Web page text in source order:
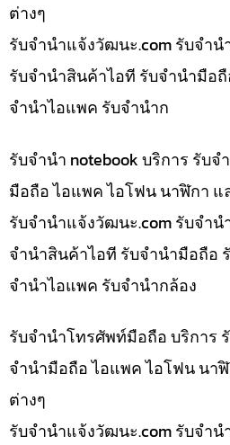
ต่างๆ
รับจํานําแจ้งวัฒนะ.com รับจำน
รับจำนำสินค้าไอที รับจำนำมือ
จำนำไอแพค รับจำนำก
รับจำนำ notebook บริการ รับ
มือถือ ไอแพค ไอโฟน นาฬิกา แ
รับจํานําแจ้งวัฒนะ.com รับจำน
จำนำสินค้าไอที รับจำนำมือถือ
จำนำไอแพค รับจำนำกล้อง
รับจำนำโทรศัพท์มือถือ บริการ
จำนำมือถือ ไอแพค ไอโฟน นา
ต่างๆ
รับจํานําแจ้งวัฒนะ.com รับจำ